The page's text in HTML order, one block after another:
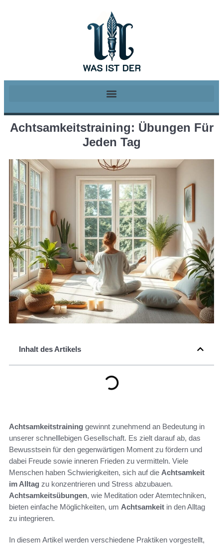
Achtsamkeitstraining: Übungen Für
Jeden Tag
Inhalt des Artikels
Achtsamkeitstraining gewinnt zunehmend an Bedeutung in
unserer schnelllebigen Gesellschaft. Es zielt darauf ab, das
Bewusstsein für den gegenwärtigen Moment zu fördern und
dabei Freude sowie inneren Frieden zu vermitteln. Viele
Menschen haben Schwierigkeiten, sich auf die Achtsamkeit
im Alltag zu konzentrieren und Stress abzubauen.
Achtsamkeitsübungen, wie Meditation oder Atemtechniken,
bieten einfache Möglichkeiten, um Achtsamkeit in den Alltag
zu integrieren.
In diesem Artikel werden verschiedene Praktiken vorgestellt,